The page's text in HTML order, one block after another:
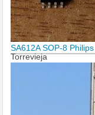
SA612A SOP-8 Philips
Torrevieja